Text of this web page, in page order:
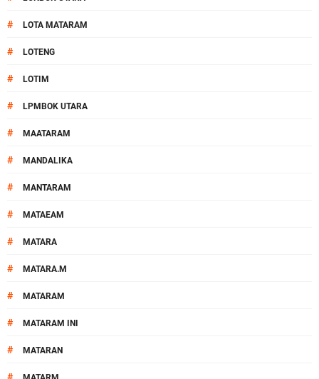
# LOTA MATARAM
# LOTENG
# LOTIM
# LPMBOK UTARA
# MAATARAM
# MANDALIKA
# MANTARAM
# MATAEAM
# MATARA
# MATARA.M
# MATARAM
# MATARAM INI
# MATARAN